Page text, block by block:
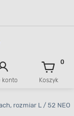
konto Koszyk
0
rozmiar L / 52 NEO